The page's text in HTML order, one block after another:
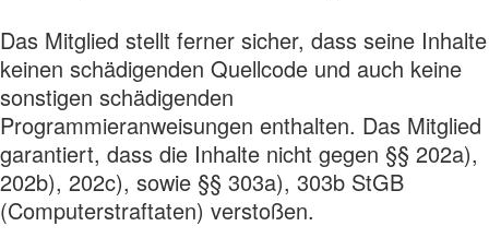
Das Mitglied stellt ferner sicher, dass seine Inhalte
keinen schädigenden Quellcode und auch keine
sonstigen schädigenden
Programmieranweisungen enthalten. Das Mitglied
garantiert, dass die Inhalte nicht gegen §§ 202a),
202b), 202c), sowie §§ 303a), 303b StGB
(Computerstraftaten) verstoßen.